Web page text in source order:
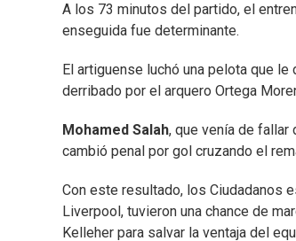
A los 73 minutos del partido, el
enseguida fue determinante.
El artiguense luchó una pelota que
derribado por el arquero Ortega
Mohamed Salah, que venía de
cambió penal por gol cruzando el
Con este resultado, los Ciudadanos
Liverpool, tuvieron una chance de
Kelleher para salvar la ventaja del